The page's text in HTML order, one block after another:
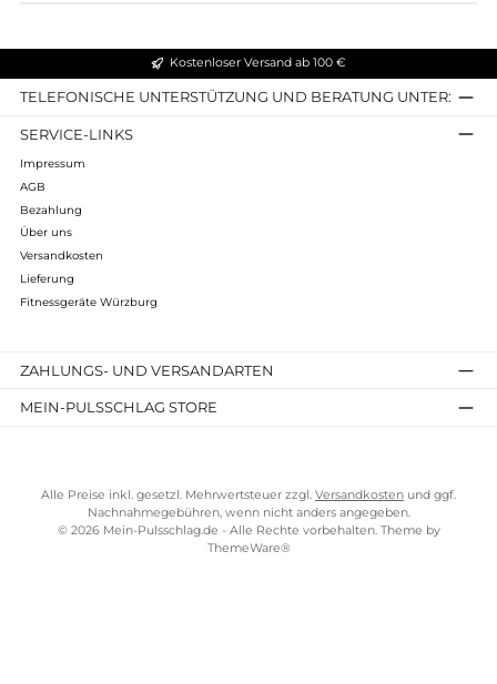
Gewicht: 114 kg
Leistung: 3,5 PS AC-Motor
Programme: 8 voreingestellte, 3 anpassbare, 3 HRC-
Programme
Soft-Drop-System (SDS), optionaler telemetrischer
Folgende Infos zum Hersteller sind verfübar...
SERVICE-LINKS